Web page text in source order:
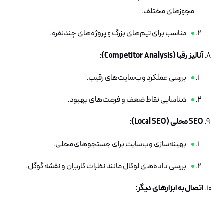
مجوزهای مختلف.
مناسب برای تیم‌های بزرگ و پروژه‌های چندنفره.
آنالیز رقبا (Competitor Analysis):
بررسی عملکرد وب‌سایت‌های رقیب.
شناسایی نقاط ضعف و فرصت‌های بهبود.
SEO محلی (Local SEO):
بهینه‌سازی وب‌سایت برای جستجوهای محلی.
بررسی داده‌های لوکال مانند نظرات کاربران و نقشه گوگل.
اتصال به ابزارهای دیگر: